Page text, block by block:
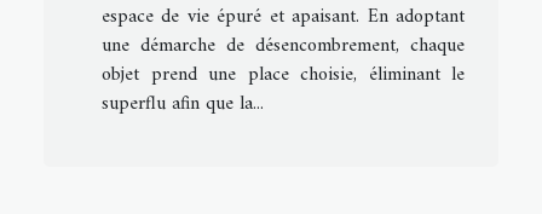
espace de vie épuré et apaisant. En adoptant
une démarche de désencombrement, chaque
objet prend une place choisie, éliminant le
superflu afin que la...